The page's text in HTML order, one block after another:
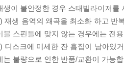
생이 불안정한 경우 스태빌라이저를
재생 음역의 왜곡을 최소화 하고 반
블 스핀들에 맞지 않는 경우에는 전
디스크에 미세한 잔 흠집이 남아있
는 불량으로 인한 반품/교환이 가능